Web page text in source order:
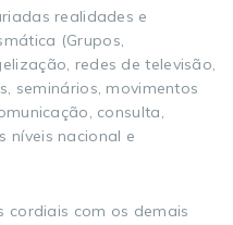
realidades e
(Grupos,
redes de televisão,
seminários, movimentos
consulta,
níveis nacional e
cordiais com os demais